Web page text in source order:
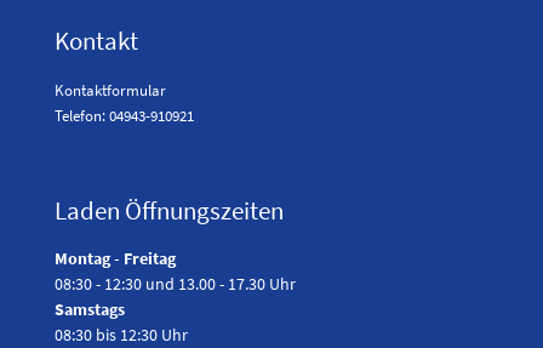
Kontakt
Kontaktformular
Telefon: 04943-910921
Laden Öffnungszeiten
Montag - Freitag
08:30 - 12:30 und 13.00 - 17.30 Uhr
Samstags
08:30 bis 12:30 Uhr